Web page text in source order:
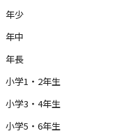
年少
年中
年長
小学1・2年生
小学3・4年生
小学5・6年生